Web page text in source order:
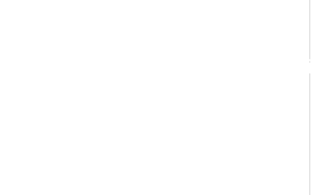
Servicios